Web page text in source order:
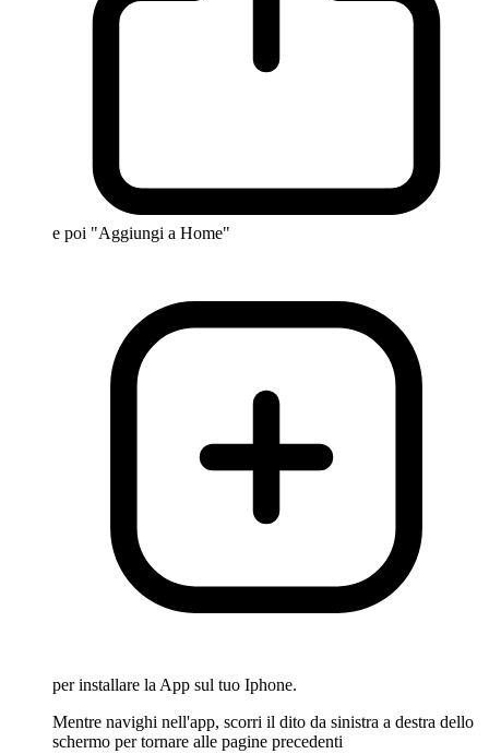
e poi "Aggiungi a Home"
per installare la App sul tuo Iphone.
Mentre navighi nell'app, scorri il dito da sinistra a destra dello
schermo per tornare alle pagine precedenti